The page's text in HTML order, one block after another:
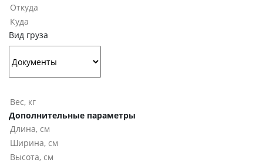
Вид груза
Дополнительные параметры